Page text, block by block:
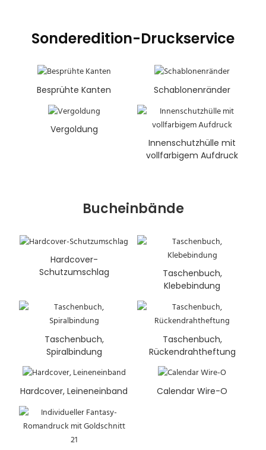
Sonderedition-Druckservice
Besprühte Kanten Schablonenränder
Vergoldung
Innenschutzhülle mit
vollfarbigem Aufdruck
Bucheinbände
Hardcover-
Schutzumschlag
Taschenbuch,
Klebebindung
Taschenbuch,
Spiralbindung
Taschenbuch,
Rückendrahtheftung
Hardcover, Leineneinband Calendar Wire-O